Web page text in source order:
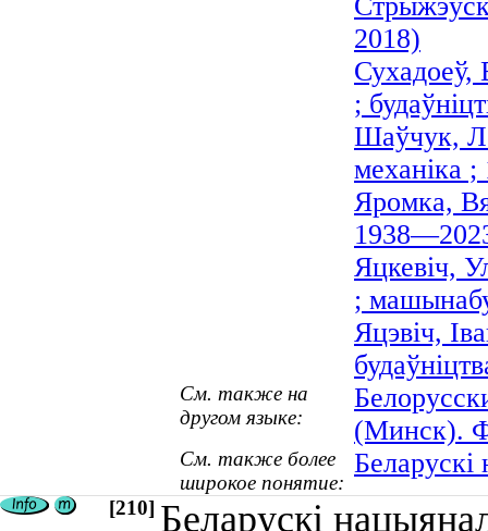
2018)
Сухадоеў,
;
Шаўчук,
механіка
Яромка,
Яцкевіч,
;
Яцэвіч,
См. также на
другом языке:
(Минск).
См. также более
широкое понятие:
Беларускі
[210] Беларускі